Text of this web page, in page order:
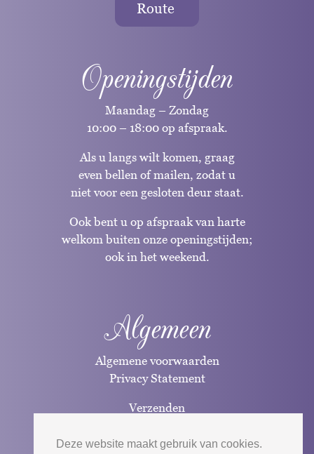
Deze website maakt gebruik van cookies.
Route
Openingstijden
Maandag – Zondag
10:00 – 18:00 op afspraak.
Als u langs wilt komen, graag
even bellen of mailen, zodat u
niet voor een gesloten deur staat.
Ook bent u op afspraak van harte
welkom buiten onze openingstijden;
ook in het weekend.
Algemeen
Algemene voorwaarden
Privacy Statement
Verzenden